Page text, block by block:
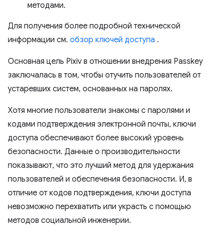
методами.
Для получения более подробной технической
информации см. обзор ключей доступа .
Основная цель Pixiv в отношении внедрения Passkey
заключалась в том, чтобы отучить пользователей от
устаревших систем, основанных на паролях.
Хотя многие пользователи знакомы с паролями и
кодами подтверждения электронной почты, ключи
доступа обеспечивают более высокий уровень
безопасности. Данные о производительности
показывают, что это лучший метод для удержания
пользователей и обеспечения безопасности. И, в
отличие от кодов подтверждения, ключи доступа
невозможно перехватить или украсть с помощью
методов социальной инженерии.